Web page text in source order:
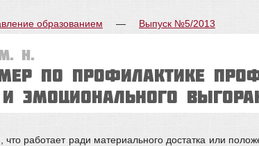
образованием — Выпуск №5/2013
Н.
по профилактике
и эмоционального
что работает ради материального достатка или